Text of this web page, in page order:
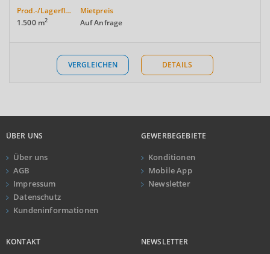
Prod.-/Lagerfläche
1.500 m2
Mietpreis
Auf Anfrage
VERGLEICHEN DETAILS
ÜBER UNS
Über uns
AGB
Impressum
Datenschutz
Kundeninformationen
GEWERBEGEBIETE
Konditionen
Mobile App
Newsletter
KONTAKT NEWSLETTER